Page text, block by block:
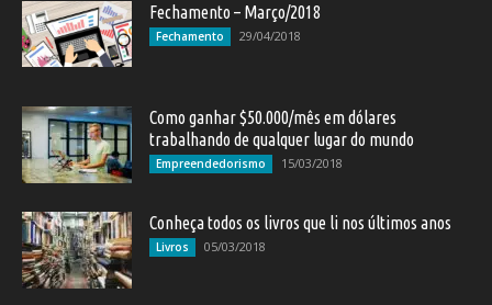
Fechamento – Março/2018
Fechamento 29/04/2018
Como ganhar $50.000/mês em dólares
trabalhando de qualquer lugar do mundo
Empreendedorismo 15/03/2018
Conheça todos os livros que li nos últimos anos
Livros 05/03/2018